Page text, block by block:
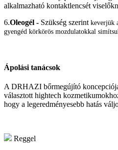
alkalmazható kontaktlencsét
6.Oleogél - Szükség szerint keverjük
gyengéd körkörös mozdulatokkal
Ápolási tanácsok
A DRHAZI bőrmegújító
választott hightech
hogy a legeredményesebb hatás
Reggel